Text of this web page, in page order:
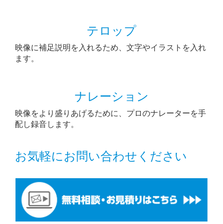
テロップ
映像に補足説明を入れるため、文字やイラストを入れ
ます。
ナレーション
映像をより盛りあげるために、プロのナレーターを手
配し録音します。
お気軽にお問い合わせください